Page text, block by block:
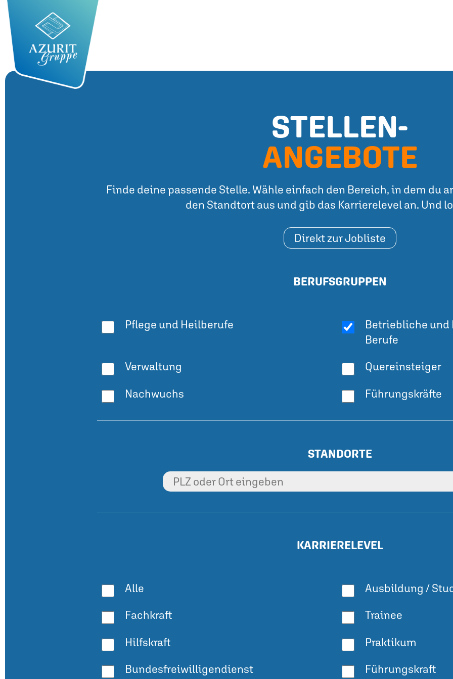
STELLEN-
ANGEBOTE
Finde deine passende Stelle. Wähle einfach den Bereich, in dem du
den Standtort aus und gib das Karrierelevel an. Und
Direkt zur Jobliste
BERUFSGRUPPEN
Pflege und Heilberufe
Betriebliche
Berufe
Verwaltung Quereinsteiger
Nachwuchs Führungskräfte
STANDORTE
KARRIERELEVEL
Alle Ausbildung /
Fachkraft Trainee
Hilfskraft Praktikum
Bundesfreiwilligendienst Führungskraft